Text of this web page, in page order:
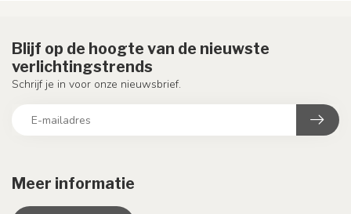
Meer informatie
Blijf op de hoogte van de nieuwste
verlichtingstrends
Schrijf je in voor onze nieuwsbrief.